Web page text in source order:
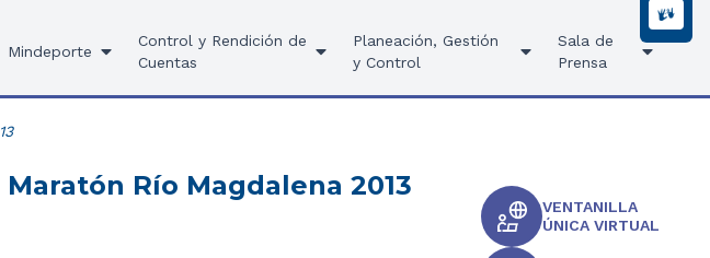
Mindeporte
Control y Rendición de
Cuentas
Planeación, Gestión
y Control
Sala de
Prensa
Río Magdalena 2013
VENTANILLA
ÚNICA VIRTUAL